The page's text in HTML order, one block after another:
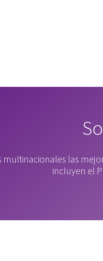
multinacionales las
incluyen el